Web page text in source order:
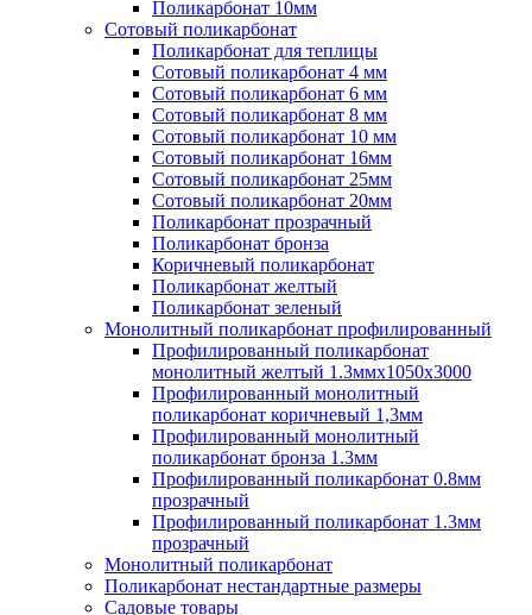
Поликарбонат 10мм
Сотовый поликарбонат
Поликарбонат для теплицы
Сотовый поликарбонат 4 мм
Сотовый поликарбонат 6 мм
Сотовый поликарбонат 8 мм
Сотовый поликарбонат 10 мм
Сотовый поликарбонат 16мм
Сотовый поликарбонат 25мм
Сотовый поликарбонат 20мм
Поликарбонат прозрачный
Поликарбонат бронза
Коричневый поликарбонат
Поликарбонат желтый
Поликарбонат зеленый
Монолитный поликарбонат профилированный
Профилированный поликарбонат
монолитный желтый 1.3ммх1050х3000
Профилированный монолитный
поликарбонат коричневый 1,3мм
Профилированный монолитный
поликарбонат бронза 1.3мм
Профилированный поликарбонат 0.8мм
прозрачный
Профилированный поликарбонат 1.3мм
прозрачный
Монолитный поликарбонат
Поликарбонат нестандартные размеры
Садовые товары